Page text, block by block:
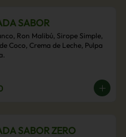
SABOR
Ron Malibú, Sirope Simple,
Coco, Crema de Leche, Pulpa
SABOR ZERO